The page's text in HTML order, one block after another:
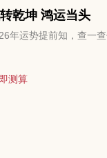
乾坤 鸿运当头
年运势提前知，查一
测算